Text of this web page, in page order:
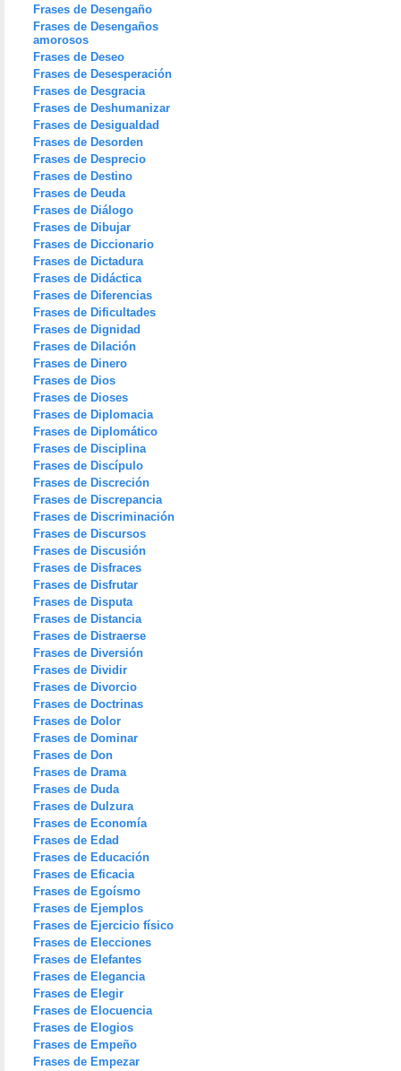
Frases de Desengaño
Frases de Desengaños
amorosos
Frases de Deseo
Frases de Desesperación
Frases de Desgracia
Frases de Deshumanizar
Frases de Desigualdad
Frases de Desorden
Frases de Desprecio
Frases de Destino
Frases de Deuda
Frases de Diálogo
Frases de Dibujar
Frases de Diccionario
Frases de Dictadura
Frases de Didáctica
Frases de Diferencias
Frases de Dificultades
Frases de Dignidad
Frases de Dilación
Frases de Dinero
Frases de Dios
Frases de Dioses
Frases de Diplomacia
Frases de Diplomático
Frases de Disciplina
Frases de Discípulo
Frases de Discreción
Frases de Discrepancia
Frases de Discriminación
Frases de Discursos
Frases de Discusión
Frases de Disfraces
Frases de Disfrutar
Frases de Disputa
Frases de Distancia
Frases de Distraerse
Frases de Diversión
Frases de Dividir
Frases de Divorcio
Frases de Doctrinas
Frases de Dolor
Frases de Dominar
Frases de Don
Frases de Drama
Frases de Duda
Frases de Dulzura
Frases de Economía
Frases de Edad
Frases de Educación
Frases de Eficacia
Frases de Egoísmo
Frases de Ejemplos
Frases de Ejercicio físico
Frases de Elecciones
Frases de Elefantes
Frases de Elegancia
Frases de Elegir
Frases de Elocuencia
Frases de Elogios
Frases de Empeño
Frases de Empezar